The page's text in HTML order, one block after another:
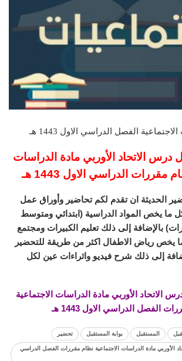
الفصل الدراسي الاول 1443 هـ
درس الاتحاد الأوربي مادة الدراسات
مقررات الدراسي الاول 1443 هـ
الحديثة ان تقدم لكم تحاضير وأوراق عمل
ما يخص المواد الدراسية (ابتدائي ومتوسط
بالإضافة إلى ذلك تعليم الكبيرات ومجتمع
ما يخص رياض الاطفال اكثر من طريقة للتحضير
إلى ذلك شرح فيديو واثراءات عين لكل
الاتحاد الأوربي مادة الدراسات الاجتماعية
الفصل الدراسي الاول 1443 هـ
المستقبل بوابة المستقبل تحضير
الأوربي مادة الدراسات الاجتماعية نظام مقررات الفصل الدراسي